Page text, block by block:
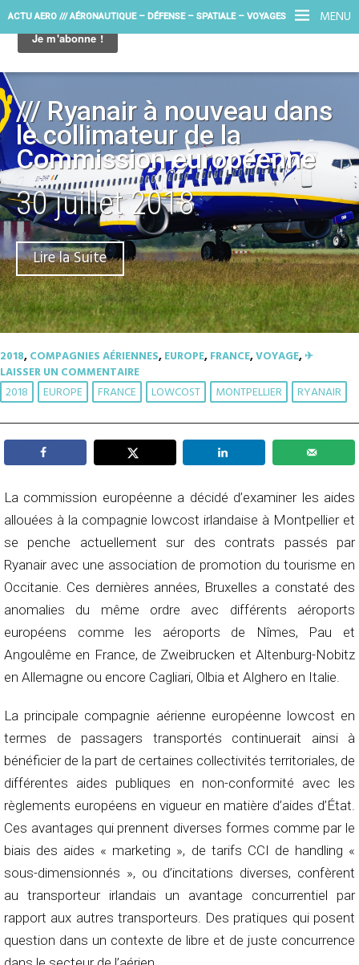
MENU
ACTU AERO /// AÉRONAUTIQUE – DÉFENSE – SPATIALE – VOYAGES
/// Ryanair à nouveau dans
le collimateur de la
Commission européenne
30 juillet 2018
Lire la Suite
2018,COMPAGNIES AÉRIENNES,EUROPE,FRANCE,VOYAGE,✈︎
LAISSER UN COMMENTAIRE
2018 EUROPE FRANCE LOWCOST MONTPELLIER RYANAIR
La commission européenne a décidé d’examiner les aides
allouées à la compagnie lowcost irlandaise à Montpellier et
se penche actuellement sur des contrats passés par
Ryanair avec une association de promotion du tourisme en
Occitanie. Ces dernières années, Bruxelles a constaté des
anomalies du même ordre avec différents aéroports
européens comme les aéroports de Nîmes, Pau et
Angoulême en France, de Zweibrucken et Altenburg-Nobitz
en Allemagne ou encore Cagliari, Olbia et Alghero en Italie.
La principale compagnie aérienne européenne lowcost en
termes de passagers transportés continuerait ainsi à
bénéficier de la part de certaines collectivités territoriales, de
différentes aides publiques en non-conformité avec les
règlements européens en vigueur en matière d’aides d’État.
Ces avantages qui prennent diverses formes comme par le
biais des aides « marketing », de tarifs CCI de handling «
sous-dimensionnés », ou d’incitations diverses, confèrent
au transporteur irlandais un avantage concurrentiel par
rapport aux autres transporteurs. Des pratiques qui posent
question dans un contexte de libre et de juste concurrence